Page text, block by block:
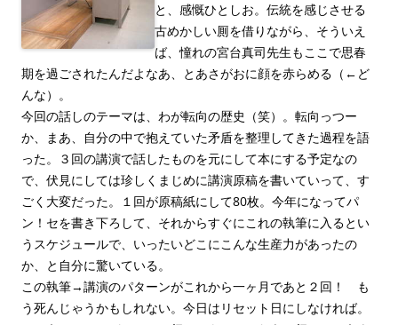
と、感慨ひとしお。伝統を感じさせる
古めかしい厠を借りながら、そういえ
ば、憧れの宮台真司先生もここで思春
期を過ごされたんだよなあ、とあさがおに顔を赤らめる（←ど
んな）。
今回の話しのテーマは、わが転向の歴史（笑）。転向っつー
か、まあ、自分の中で抱えていた矛盾を整理してきた過程を語
った。３回の講演で話したものを元にして本にする予定なの
で、伏見にしては珍しくまじめに講演原稿を書いていって、す
ごく大変だった。１回が原稿紙にして80枚。今年になってパ
ン！セを書き下ろして、それからすぐにこれの執筆に入るとい
うスケジュールで、いったいどこにこんな生産力があったの
か、と自分に驚いている。
この執筆→講演のパターンがこれから一ヶ月であと２回！ も
う死んじゃうかもしれない。今日はリセット日にしなければ。